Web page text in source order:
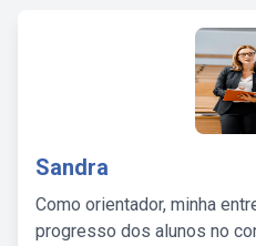
Sandra
Como orientador, minha
progresso dos alunos no